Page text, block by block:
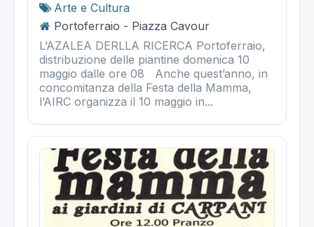
Arte e Cultura
Portoferraio - Piazza Cavour
L’AZALEA DERLLA RICERCA Portoferraio,
distribuzione delle piantine domenica 10
maggio dalle ore 08 Anche quest’anno, in
concomitanza della Festa della Mamma,
l’AIRC organizza il 10 maggio in...